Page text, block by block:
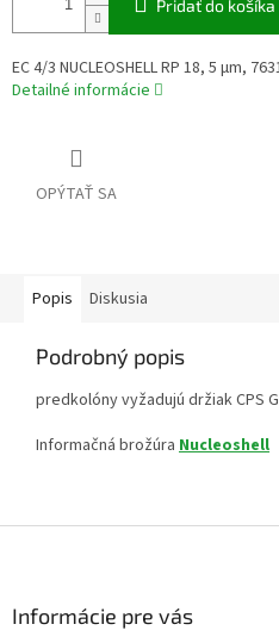
Pridať do košíka
EC 4/3 NUCLEOSHELL RP 18, 5 µm,
Detailné informácie
OPÝTAŤ SA
Popis Diskusia
Podrobný popis
predkolóny vyžadujú držiak CPS
Informačná brožúra Nucleoshell
Informácie pre vás